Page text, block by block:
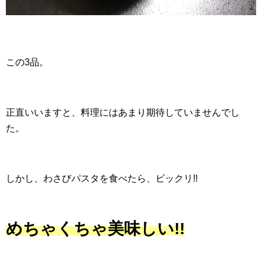
この3品。
正直いいますと、料理にはあまり期待していませんでし
た。
しかし、わさびパスタを食べたら、ビックリ!!
めちゃくちゃ美味しい!!